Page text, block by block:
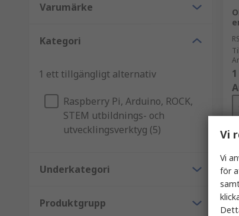
Varumärke
Kategori
1 ett tillgängligt alternativ
Raspberry Pi, Arduino, ROCK,
STEM utbildnings- och
utvecklingsverktyg (5)
Underkategori
Produktgrupp
Vi
Vi
för